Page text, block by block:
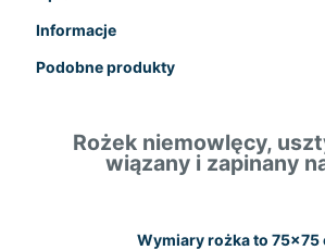
Informacje
Podobne produkty
Rożek niemowlęcy,
wiązany i zapinany
Wymiary rożka to 75×75